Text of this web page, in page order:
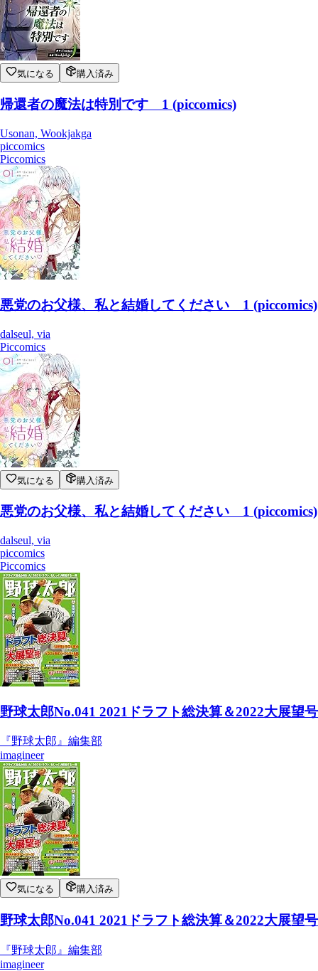
気になる 購入済み
帰還者の魔法は特別です 1 (piccomics)
Usonan, Wookjakga
piccomics
Piccomics
悪党のお父様、私と結婚してください 1 (piccomics)
dalseul, via
Piccomics
気になる 購入済み
悪党のお父様、私と結婚してください 1 (piccomics)
dalseul, via
piccomics
Piccomics
野球太郎No.041 2021ドラフト総決算＆2022大展望号
『野球太郎』編集部
imagineer
気になる 購入済み
野球太郎No.041 2021ドラフト総決算＆2022大展望号
『野球太郎』編集部
imagineer